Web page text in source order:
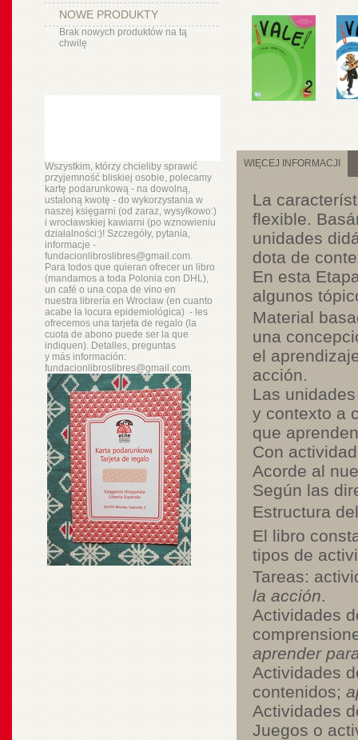
NOWE PRODUKTY
Brak nowych produktów na tą
chwilę
Wszystkim, którzy chcieliby sprawić
przyjemność bliskiej osobie, polecamy
kartę podarunkową - na dowolną,
ustaloną kwotę - do wykorzystania w
naszej księgarni (od zaraz, wysyłkowo:)
i wrocławskiej kawiarni (po wznowieniu
działalności:)! Szczegóły, pytania,
informacje -
fundacionlibroslibres@gmail.com.
Para todos que quieran ofrecer un libro
(mandamos a toda Polonia con DHL),
un café o una copa de vino en
nuestra libreríaen Wrocław (en cuanto
acabe la locura epidemiológica) - les
ofrecemos una tarjeta de regalo (la
cuota de abono puede ser la que
indiquen). Detalles, preguntas
y másinformación:
fundacionlibroslibres@gmail.com.
WIĘCEJ INFORMACJI
La
flexible.
unidades
dota de
En esta
algunos
Material
una
el
acción.
Las
y contexto a
que
Con
Acorde al
Según las
Estructura
El libro
tipos de
Tareas:
la acción.
Actividades
aprender
Actividades
contenidos;
Actividades
Juegos o